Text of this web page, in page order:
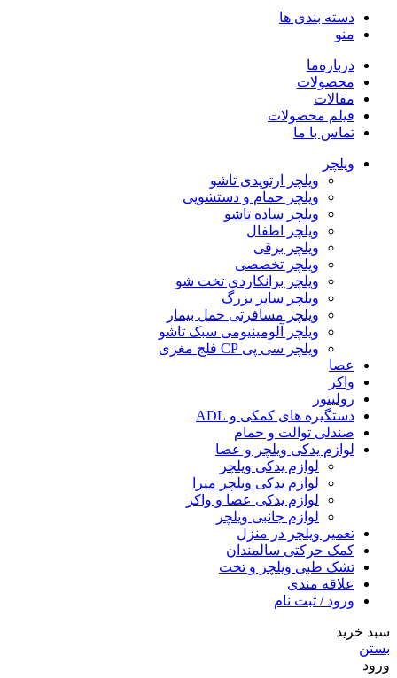
دسته بندی ها
منو
درباره‌ما
محصولات
مقالات
فیلم محصولات
تماس با ما
ویلچر
ویلچر ارتوپدی تاشو
ویلچر حمام و دستشویی
ویلچر ساده تاشو
ویلچر اطفال
ویلچر برقی
ویلچر تخصصی
ویلچر برانکاردی تخت شو
ویلچر سایز بزرگ
ویلچر مسافرتی حمل بیمار
ویلچر آلومینیومی سبک تاشو
ویلچر سی پی CP فلج مغزی
عصا
واکر
رولیتور
دستگیره های کمکی و ADL
صندلی توالت و حمام
لوازم یدکی ویلچر و عصا
لوازم یدکی ویلچر
لوازم یدکی ویلچر میرا
لوازم یدکی عصا و واکر
لوازم جانبی ویلچر
تعمیر ویلچر در منزل
کمک حرکتی سالمندان
تشک طبی ویلچر و تخت
علاقه مندی
ورود / ثبت نام
سبد خرید
بستن
ورود